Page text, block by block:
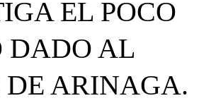
EL POCO
DADO AL
DE ARINAGA.